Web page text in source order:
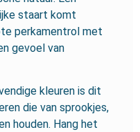
staart komt
perkamentrol met
gevoel van
kleuren is dit
die van sprookjes,
houden. Hang het